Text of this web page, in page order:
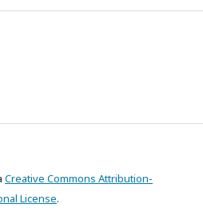
Creative Commons Attribution-
License.